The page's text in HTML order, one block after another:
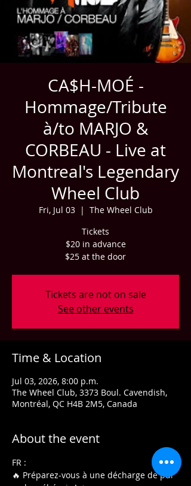
CA$H-MOÉ -
Hommage/Tribute
à/to MARJO &
CORBEAU - Live at
Montreal's Legendary
Wheel Club
Fri, Jul 03
  |
The Wheel Club
Tickets
$20 in advance
$25 at the door
Tickets are not on sale
See other events
Time & Location
Jul 03, 2026, 8:00 p.m.
The Wheel Club, 3373 Boul. Cavendish,
Montréal, QC H4B 2M5, Canada
About the event
FR :
🔥 Préparez-vous à une décharge de pur